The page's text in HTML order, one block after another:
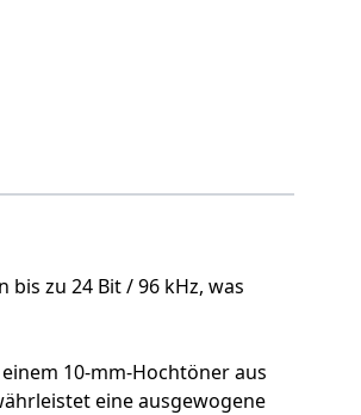
zu 24 Bit / 96 kHz, was
10-mm-Hochtöner aus
eine ausgewogene